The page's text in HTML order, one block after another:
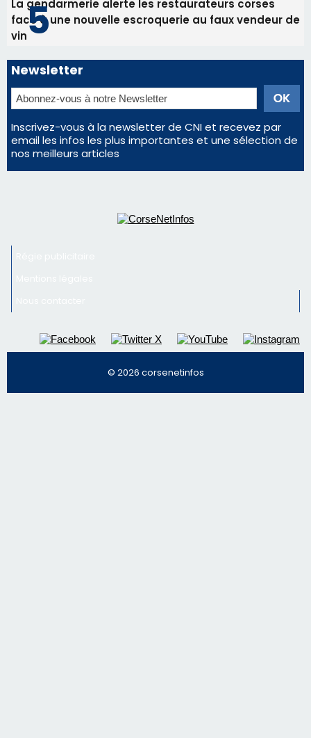
Les plus lus
Satine Nomary est la nouvelle Miss Corse 2026
Éclipse du 12 août : la Corse aux premières loges
d'un spectacle qui ne reviendra pas avant 2081
Éclipse du 12 août : Où s'installer en Corse pour
profiter pleinement du spectacle ?
En Corse, un début de saison marqué par une
consommation en recul dans les restaurants
nos meilleurs articles